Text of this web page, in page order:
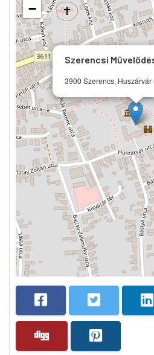
Szerencsi
3900 Szerencs, Huszárvár
−